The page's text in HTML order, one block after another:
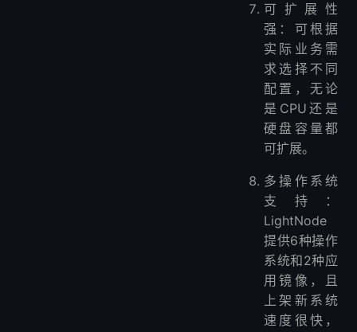
可扩展性
强：可根据
实际业务需
求选择不同
配置，无论
是CPU还是
硬盘容量都
可扩展。
多操作系统
支持：
LightNode
提供6种操作
系统和2种应
用镜像，且
上架新系统
速度很快，